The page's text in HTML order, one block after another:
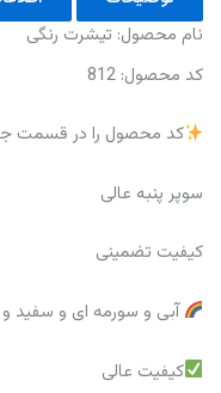
نام‌ محصول: تیشرت رنگی
کد محصول: 812
کد محصول را در قسمت
سوپر پنبه عالی
کیفیت تضمینی
آبی و سورمه ای و سفید
کیفیت عالی